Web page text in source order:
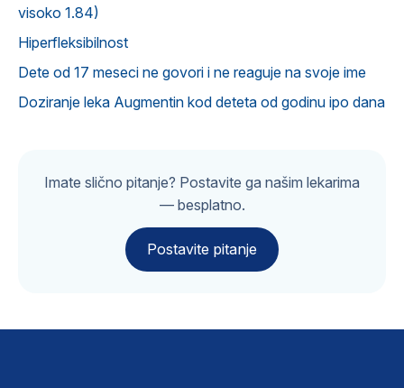
visoko 1.84)
Hiperfleksibilnost
Dete od 17 meseci ne govori i ne reaguje na svoje ime
Doziranje leka Augmentin kod deteta od godinu ipo dana
Imate slično pitanje? Postavite ga našim lekarima
— besplatno.
Postavite pitanje